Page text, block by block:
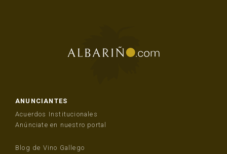
ANUNCIANTES
Acuerdos Institucionales
Anúnciate en nuestro portal
Blog de Vino Gallego